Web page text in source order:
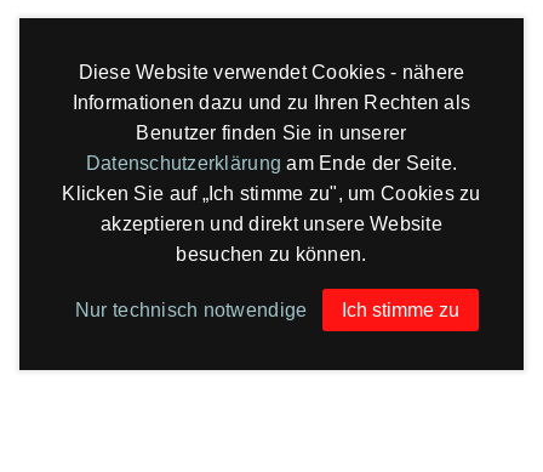
Diese Website verwendet Cookies - nähere
Informationen dazu und zu Ihren Rechten als
Benutzer finden Sie in unserer
Datenschutzerklärung am Ende der Seite.
Klicken Sie auf „Ich stimme zu", um Cookies zu
akzeptieren und direkt unsere Website
besuchen zu können.
Nur technisch notwendige Ich stimme zu